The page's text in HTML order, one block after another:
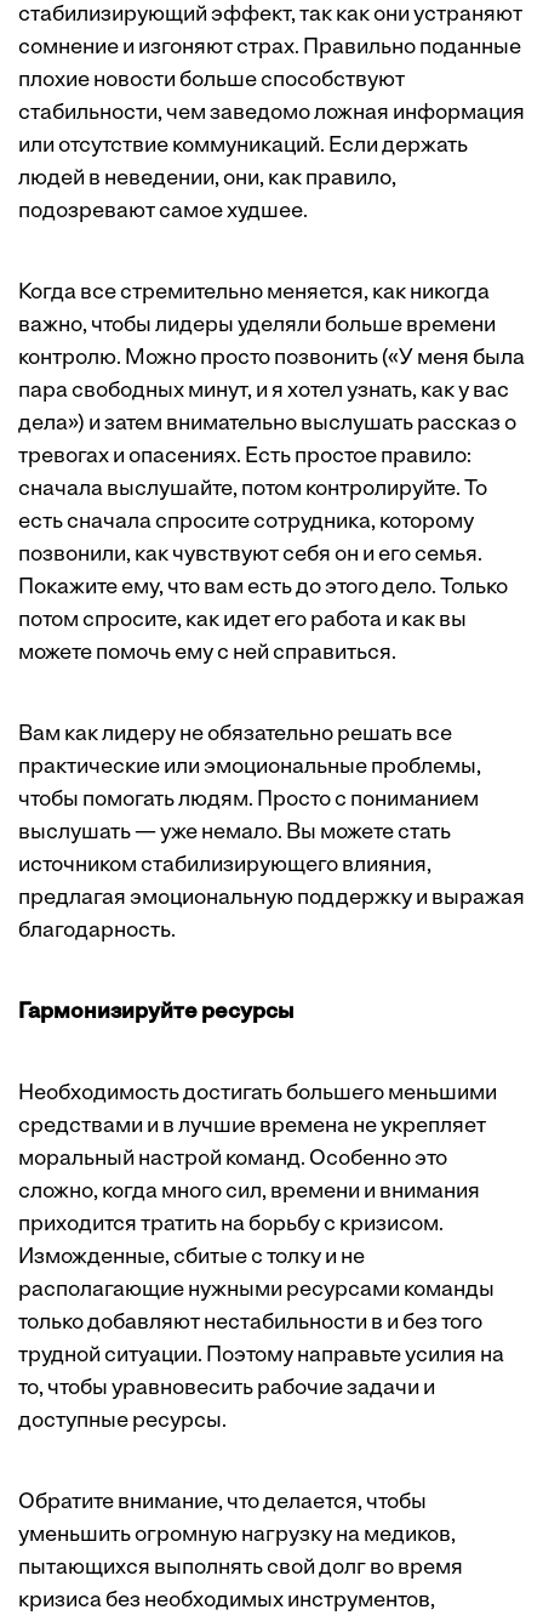
стабилизирующий эффект, так как они устраняют
сомнение и изгоняют страх. Правильно поданные
плохие новости больше способствуют
стабильности, чем заведомо ложная информация
или отсутствие коммуникаций. Если держать
людей в неведении, они, как правило,
подозревают самое худшее.
Когда все стремительно меняется, как никогда
важно, чтобы лидеры уделяли больше времени
контролю. Можно просто позвонить («У меня была
пара свободных минут, и я хотел узнать, как у вас
дела») и затем внимательно выслушать рассказ о
тревогах и опасениях. Есть простое правило:
сначала выслушайте, потом контролируйте. То
есть сначала спросите сотрудника, которому
позвонили, как чувствуют себя он и его семья.
Покажите ему, что вам есть до этого дело. Только
потом спросите, как идет его работа и как вы
можете помочь ему с ней справиться.
Вам как лидеру не обязательно решать все
практические или эмоциональные проблемы,
чтобы помогать людям. Просто с пониманием
выслушать — уже немало. Вы можете стать
источником стабилизирующего влияния,
предлагая эмоциональную поддержку и выражая
благодарность.
Гармонизируйте ресурсы
Необходимость достигать большего меньшими
средствами и в лучшие времена не укрепляет
моральный настрой команд. Особенно это
сложно, когда много сил, времени и внимания
приходится тратить на борьбу с кризисом.
Изможденные, сбитые с толку и не
располагающие нужными ресурсами команды
только добавляют нестабильности в и без того
трудной ситуации. Поэтому направьте усилия на
то, чтобы уравновесить рабочие задачи и
доступные ресурсы.
Обратите внимание, что делается, чтобы
уменьшить огромную нагрузку на медиков,
пытающихся выполнять свой долг во время
кризиса без необходимых инструментов,